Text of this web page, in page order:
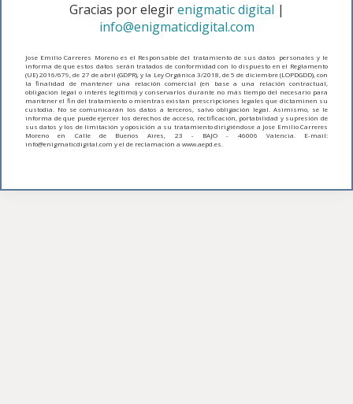
Gracias por elegirenigmatic digital |
info@enigmaticdigital.com
Jose Emilio Carreres Moreno es el Responsable del tratamiento de sus datos personales y le
informa de que estos datos serán tratados de conformidad con lo dispuesto en el Reglamento
(UE) 2016/679, de 27 de abril (GDPR), y la Ley Orgánica 3/2018, de 5 de diciembre (LOPDGDD), con
la finalidad de mantener una relación comercial (en base a una relación contractual,
obligación legal o interés legítimo) y conservarlos durante no más tiempo del necesario para
mantener el fin del tratamiento o mientras existan prescripciones legales que dictaminen su
custodia. No se comunicarán los datos a terceros, salvo obligación legal. Asimismo, se le
informa de que puede ejercer los derechos de acceso, rectificación, portabilidad y supresión de
sus datos y los de limitación y oposición a su tratamiento dirigiéndose a Jose Emilio Carreres
Moreno en Calle de Buenos Aires, 23 - BAJO - 46006 Valencia. E-mail:
info@enigmaticdigital.com y el de reclamación a www.aepd.es.